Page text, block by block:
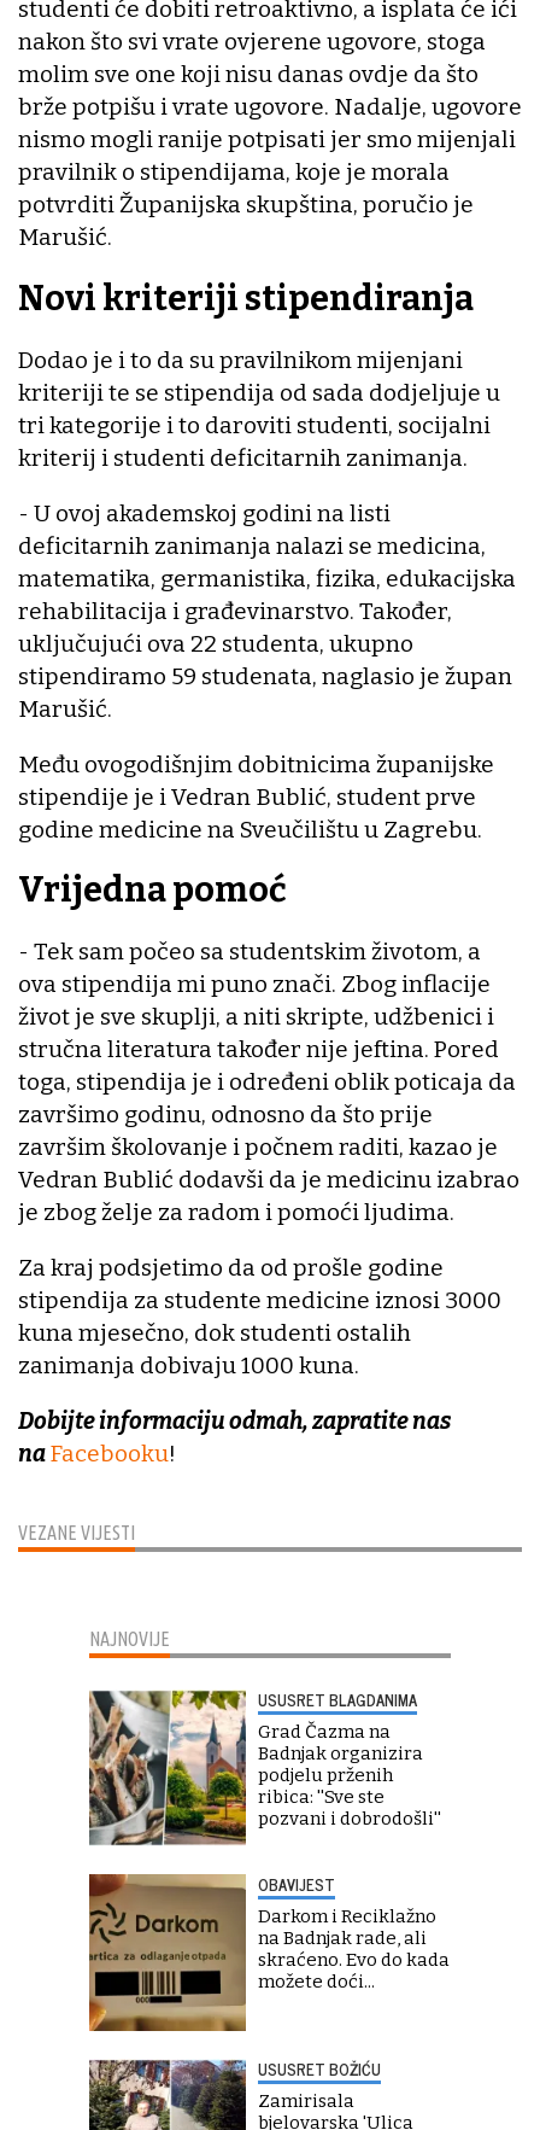
VEZANE VIJESTI
studenti će dobiti retroaktivno, a isplata će ići
nakon što svi vrate ovjerene ugovore, stoga
molim sve one koji nisu danas ovdje da što
brže potpišu i vrate ugovore. Nadalje, ugovore
nismo mogli ranije potpisati jer smo mijenjali
pravilnik o stipendijama, koje je morala
potvrditi Županijska skupština, poručio je
Marušić.
Novi kriteriji stipendiranja
Dodao je i to da su pravilnikom mijenjani
kriteriji te se stipendija od sada dodjeljuje u
tri kategorije i to daroviti studenti, socijalni
kriterij i studenti deficitarnih zanimanja.
- U ovoj akademskoj godini na listi
deficitarnih zanimanja nalazi se medicina,
matematika, germanistika, fizika, edukacijska
rehabilitacija i građevinarstvo. Također,
uključujući ova 22 studenta, ukupno
stipendiramo 59 studenata, naglasio je župan
Marušić.
Među ovogodišnjim dobitnicima županijske
stipendije je i Vedran Bublić, student prve
godine medicine na Sveučilištu u Zagrebu.
Vrijedna pomoć
- Tek sam počeo sa studentskim životom, a
ova stipendija mi puno znači. Zbog inflacije
život je sve skuplji, a niti skripte, udžbenici i
stručna literatura također nije jeftina. Pored
toga, stipendija je i određeni oblik poticaja da
završimo godinu, odnosno da što prije
završim školovanje i počnem raditi, kazao je
Vedran Bublić dodavši da je medicinu izabrao
je zbog želje za radom i pomoći ljudima.
Za kraj podsjetimo da od prošle godine
stipendija za studente medicine iznosi 3000
kuna mjesečno, dok studenti ostalih
zanimanja dobivaju 1000 kuna.
Dobijte informaciju odmah, zapratite nas
naFacebooku!
NAJNOVIJE
USUSRET BLAGDANIMA
Grad Čazma na
Badnjak organizira
podjelu prženih
ribica: ''Sve ste
pozvani i dobrodošli''
OBAVIJEST
Darkom i Reciklažno
na Badnjak rade, ali
skraćeno. Evo do kada
možete doći...
USUSRET BOŽIĆU
Zamirisala
bjelovarska 'Ulica